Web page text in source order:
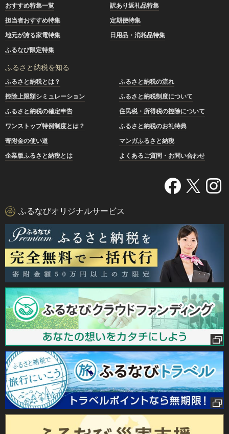
おすすめ特集一覧
訳あり返礼品特集
担当者おすすめ特集
定期便特集
地元が誇る家電特集
日用品・消耗品特集
ふるなび限定特集
ふるさと納税を知る
ふるさと納税とは？
ふるさと納税の流れ
控除上限額シミュレーション
ふるさと納税制度について
ふるさと納税の確定申告
住民税・所得税の控除について
ワンストップ特例制度とは？
ふるさと納税のお礼特典
寄附金の使い道
マンガふるさと納税
企業版ふるさと納税とは
よくあるご質問・お問い合わせ
ふるなびオリジナルサービス